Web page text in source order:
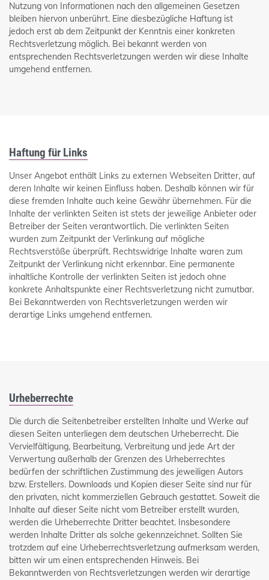
Nutzung von Informationen nach den allgemeinen Gesetzen
bleiben hiervon unberührt. Eine diesbezügliche Haftung ist
jedoch erst ab dem Zeitpunkt der Kenntnis einer konkreten
Rechtsverletzung möglich. Bei bekannt werden von
entsprechenden Rechtsverletzungen werden wir diese Inhalte
umgehend entfernen.
Haftung für Links
Unser Angebot enthält Links zu externen Webseiten Dritter, auf
deren Inhalte wir keinen Einfluss haben. Deshalb können wir für
diese fremden Inhalte auch keine Gewähr übernehmen. Für die
Inhalte der verlinkten Seiten ist stets der jeweilige Anbieter oder
Betreiber der Seiten verantwortlich. Die verlinkten Seiten
wurden zum Zeitpunkt der Verlinkung auf mögliche
Rechtsverstöße überprüft. Rechtswidrige Inhalte waren zum
Zeitpunkt der Verlinkung nicht erkennbar. Eine permanente
inhaltliche Kontrolle der verlinkten Seiten ist jedoch ohne
konkrete Anhaltspunkte einer Rechtsverletzung nicht zumutbar.
Bei Bekanntwerden von Rechtsverletzungen werden wir
derartige Links umgehend entfernen.
Urheberrechte
Die durch die Seitenbetreiber erstellten Inhalte und Werke auf
diesen Seiten unterliegen dem deutschen Urheberrecht. Die
Vervielfältigung, Bearbeitung, Verbreitung und jede Art der
Verwertung außerhalb der Grenzen des Urheberrechtes
bedürfen der schriftlichen Zustimmung des jeweiligen Autors
bzw. Erstellers. Downloads und Kopien dieser Seite sind nur für
den privaten, nicht kommerziellen Gebrauch gestattet. Soweit die
Inhalte auf dieser Seite nicht vom Betreiber erstellt wurden,
werden die Urheberrechte Dritter beachtet. Insbesondere
werden Inhalte Dritter als solche gekennzeichnet. Sollten Sie
trotzdem auf eine Urheberrechtsverletzung aufmerksam werden,
bitten wir um einen entsprechenden Hinweis. Bei
Bekanntwerden von Rechtsverletzungen werden wir derartige